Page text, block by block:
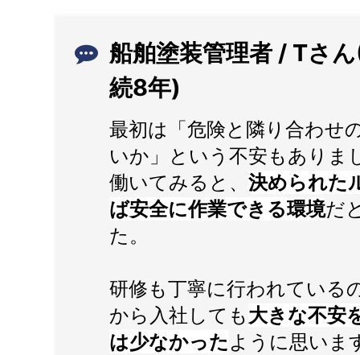
船舶塗装管理者 / Tさ
続8年)
最初は「危険と隣り合わせ
いか」という不安もありま
働いてみると、 決められた
ば安全に作業できる環境だ
た。
研修も丁寧に行われている
から入社しても大きな不安
は少なかった ように思いま